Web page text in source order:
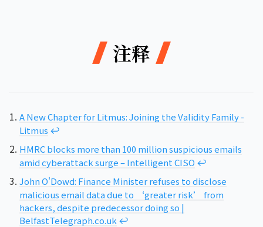
注释
A New Chapter for Litmus: Joining the Validity Family -
Litmus ↩︎
HMRC blocks more than 100 million suspicious emails
amid cyberattack surge – Intelligent CISO ↩︎
John O'Dowd: Finance Minister refuses to disclose
malicious email data due to ‘greater risk’ from
hackers, despite predecessor doing so |
BelfastTelegraph.co.uk ↩︎